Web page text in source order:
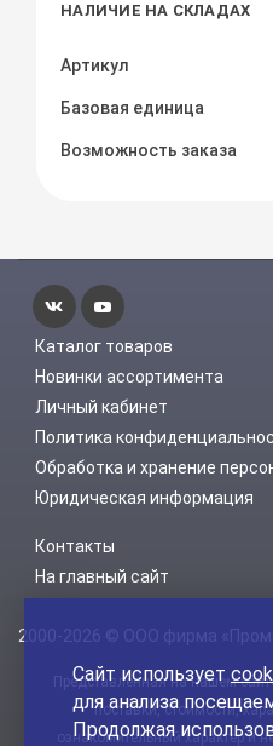
НАЛИЧИЕ НА СКЛАДАХ
Артикул
Базовая единица
Возможность заказа
Каталог товаров
Новинки ассортимента
Личный кабинет
Политика
Обработка и хранение
Юридическая информация
Контакты
На главный сайт
2000-2026 © ООО фирма
Представленная на нашем
поставки, стоимости,
ознакомительный характер и
Сайт использует
для анализа
Продолжая